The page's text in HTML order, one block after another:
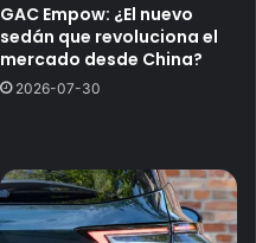
GAC Empow: ¿El nuevo
sedán que revoluciona el
mercado desde China?
2026-07-30